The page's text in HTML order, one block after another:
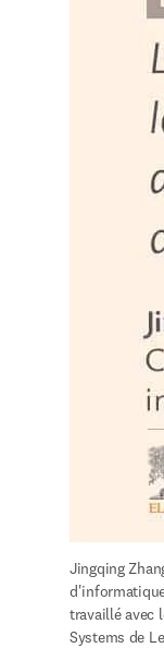
Jingqing
travaillé avec
Systems de